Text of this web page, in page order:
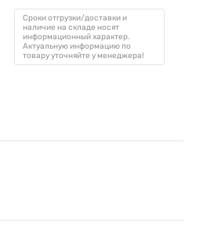
Сроки отгрузки/доставки и
наличие на складе носят
информационный характер.
Актуальную информацию по
товару уточняйте у менеджера!